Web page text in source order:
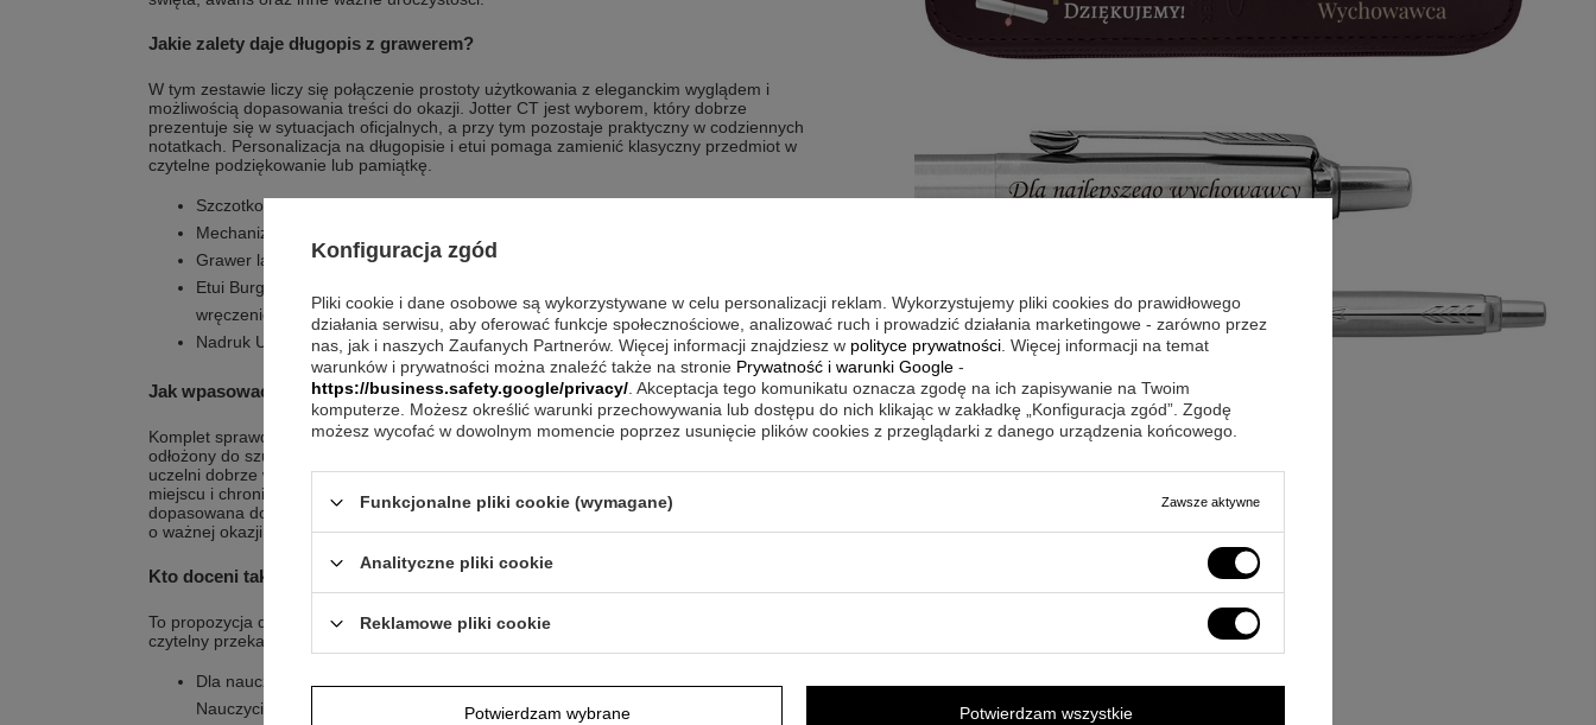
Jakie zalety daje długopis z grawerem?
W tym zestawie liczy się połączenie prostoty użytkowania z eleganckim wyglądem i
możliwością dopasowania treści do okazji. Jotter CT jest wyborem, który dobrze
prezentuje się w sytuacjach oficjalnych, a przy tym pozostaje praktyczny w codziennych
notatkach. Personalizacja na długopisie i etui pomaga zamienić klasyczny przedmiot w
czytelne podziękowanie lub pamiątkę.
Szczotkowana stal nierdzewna podkreśla ponadczasowy charakter długopisu
Mechanizm przyciskowy zapewnia wygodne użycie w pracy i na spotkaniach
Grawer laserowy jest trwały i pozwala dodać krótką dedykację
Etui Burgundy zamykane na zamek porządkuje przechowywanie i ułatwia
wręczenie
Nadruk UV na etui łączy tekst i grafikę, dzięki czemu przekaz jest spójny
Jak wpasować go w codzienne rytuały?
Komplet sprawdzi się wtedy, gdy długopis ma być regularnie używany, a nie tylko
odłożony do szuflady. W pracy ułatwia szybkie podpisy i krótkie notatki, a w szkole lub na
uczelni dobrze wspiera codzienne zapisy. Etui pozwala trzymać długopis w jednym
miejscu i chroni go podczas przenoszenia w torbie lub teczce. Gdy personalizacja jest
dopasowana do osoby, zestaw może stać się stałym elementem biurka i przypomnieniem
o ważnej okazji.
Kto doceni taki wybór?
To propozycja dla osób, które lubią przedmioty użytkowe, ale zwracają uwagę na jakość i
czytelny przekaz.
Dla nauczyciela, jako podziękowanie na zakończenie roku szkolnego lub Dzień
Nauczyciela
Konfiguracja zgód
Pliki cookie i dane osobowe są wykorzystywane w celu personalizacji reklam. Wykorzystujemy pliki cookies do prawidłowego
działania serwisu, aby oferować funkcje społecznościowe, analizować ruch i prowadzić działania marketingowe - zarówno przez
nas, jak i naszych Zaufanych Partnerów. Więcej informacji znajdziesz w polityce prywatności . Więcej informacji na temat
warunków i prywatności można znaleźć także na stronie Prywatność i warunki Google -
https://business.safety.google/privacy/ . Akceptacja tego komunikatu oznacza zgodę na ich zapisywanie na Twoim
komputerze. Możesz określić warunki przechowywania lub dostępu do nich klikając w zakładkę „Konfiguracja zgód”. Zgodę
możesz wycofać w dowolnym momencie poprzez usunięcie plików cookies z przeglądarki z danego urządzenia końcowego.
Funkcjonalne pliki cookie (wymagane) Zawsze aktywne
Analityczne pliki cookie
Reklamowe pliki cookie
Potwierdzam wybrane Potwierdzam wszystkie